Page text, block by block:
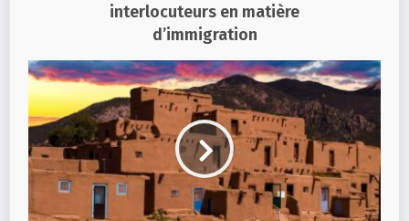
interlocuteurs en matière
d’immigration